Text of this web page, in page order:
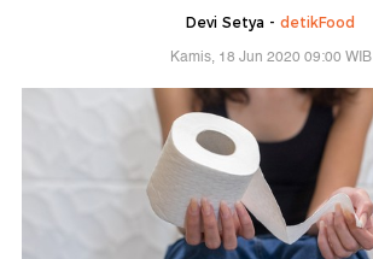
Devi Setya - detikFood
Kamis, 18 Jun 2020 09:00 WIB